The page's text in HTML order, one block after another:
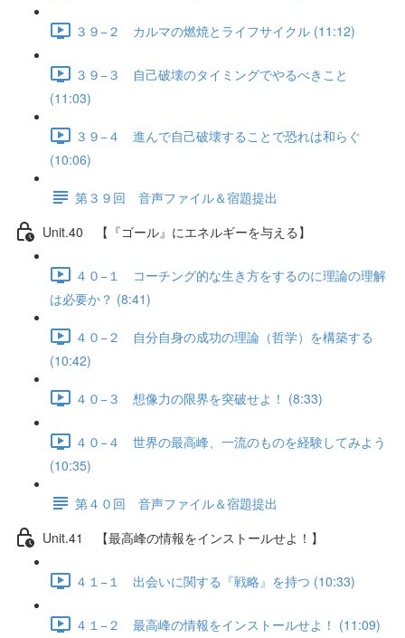
３９−２ カルマの燃焼とライフサイクル (11:12)
３９−３ 自己破壊のタイミングでやるべきこと
(11:03)
３９−４ 進んで自己破壊することで恐れは和らぐ
(10:06)
第３９回 音声ファイル＆宿題提出
Unit.40 【『ゴール』にエネルギーを与える】
４０−１ コーチング的な生き方をするのに理論の理解
は必要か？ (8:41)
４０−２ 自分自身の成功の理論（哲学）を構築する
(10:42)
４０−３ 想像力の限界を突破せよ！ (8:33)
４０−４ 世界の最高峰、一流のものを経験してみよう
(10:35)
第４０回 音声ファイル＆宿題提出
Unit.41 【最高峰の情報をインストールせよ！】
４１−１ 出会いに関する『戦略』を持つ (10:33)
４１−２ 最高峰の情報をインストールせよ！ (11:09)